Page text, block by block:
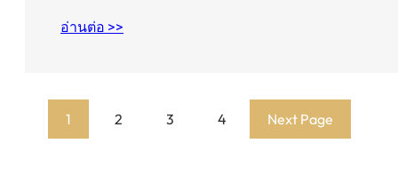
อ่านต่อ >>
1 2 3 4 Next Page